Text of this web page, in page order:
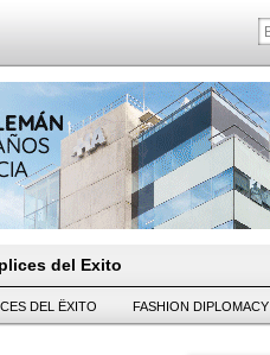
del Exito
DEL ËXITO FASHION DIPLOMACY